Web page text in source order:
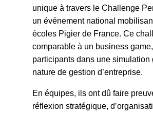
unique à travers le Challenge
un événement national
écoles Pigier de France. Ce
comparable à un business
participants dans une simulation
nature de gestion d’entreprise.
En équipes, ils ont dû faire
réflexion stratégique,